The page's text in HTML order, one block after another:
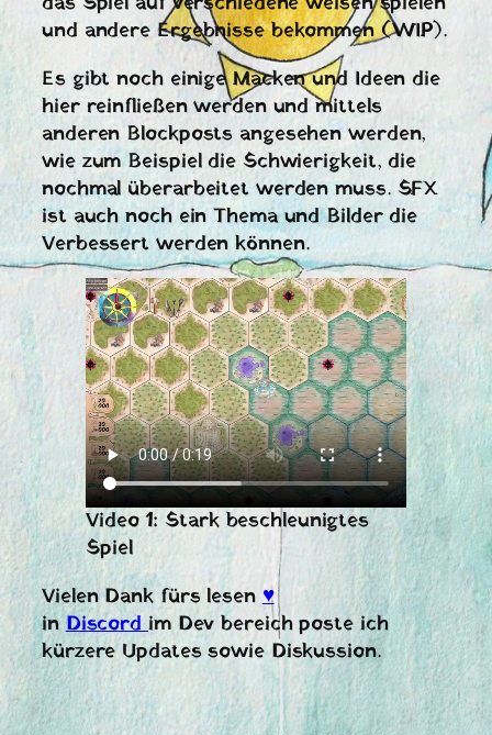
und andere Ergebnisse bekommen (WIP).
Es gibt noch einige Macken und Ideen die
hier reinfließen werden und mittels
anderen Blockposts angesehen werden,
wie zum Beispiel die Schwierigkeit, die
nochmal überarbeitet werden muss. SFX
ist auch noch ein Thema und Bilder die
Verbessert werden können.
Video 1: Stark beschleunigtes
Spiel
Vielen Dank fürs lesen♥️
inDiscordim Dev bereich poste ich
kürzere Updates sowie Diskussion.